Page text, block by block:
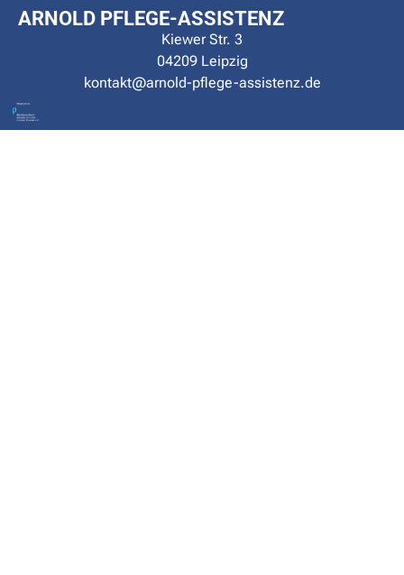
ARNOLD PFLEGE-ASSISTENZ
Kiewer Str. 3
04209 Leipzig
kontakt@arnold-pflege-assistenz.de